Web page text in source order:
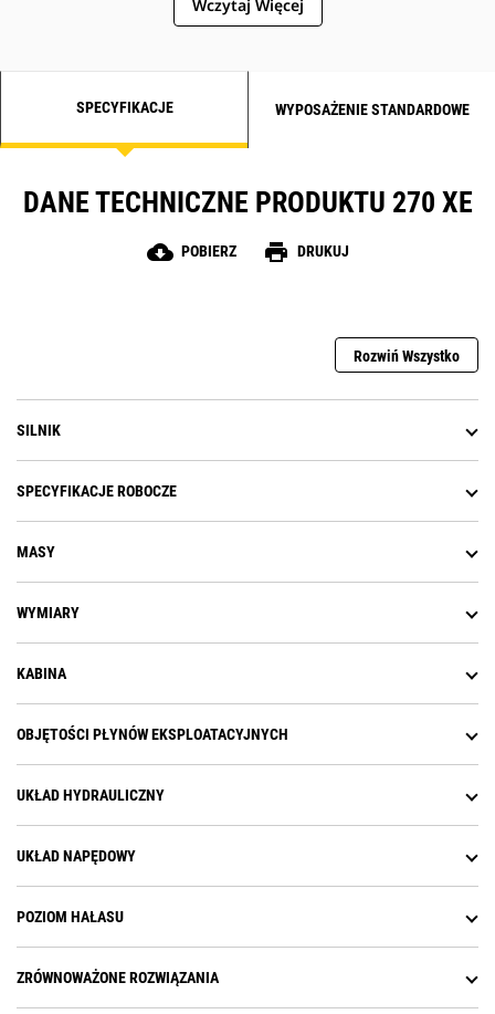
Wczytaj Więcej
SPECYFIKACJE WYPOSAŻENIE STANDARDOWE
DANE TECHNICZNE PRODUKTU 270 XE
cloud_download POBIERZ print DRUKUJ
Rozwiń Wszystko
SILNIK
SPECYFIKACJE ROBOCZE
MASY
WYMIARY
KABINA
OBJĘTOŚCI PŁYNÓW EKSPLOATACYJNYCH
UKŁAD HYDRAULICZNY
UKŁAD NAPĘDOWY
POZIOM HAŁASU
ZRÓWNOWAŻONE ROZWIĄZANIA